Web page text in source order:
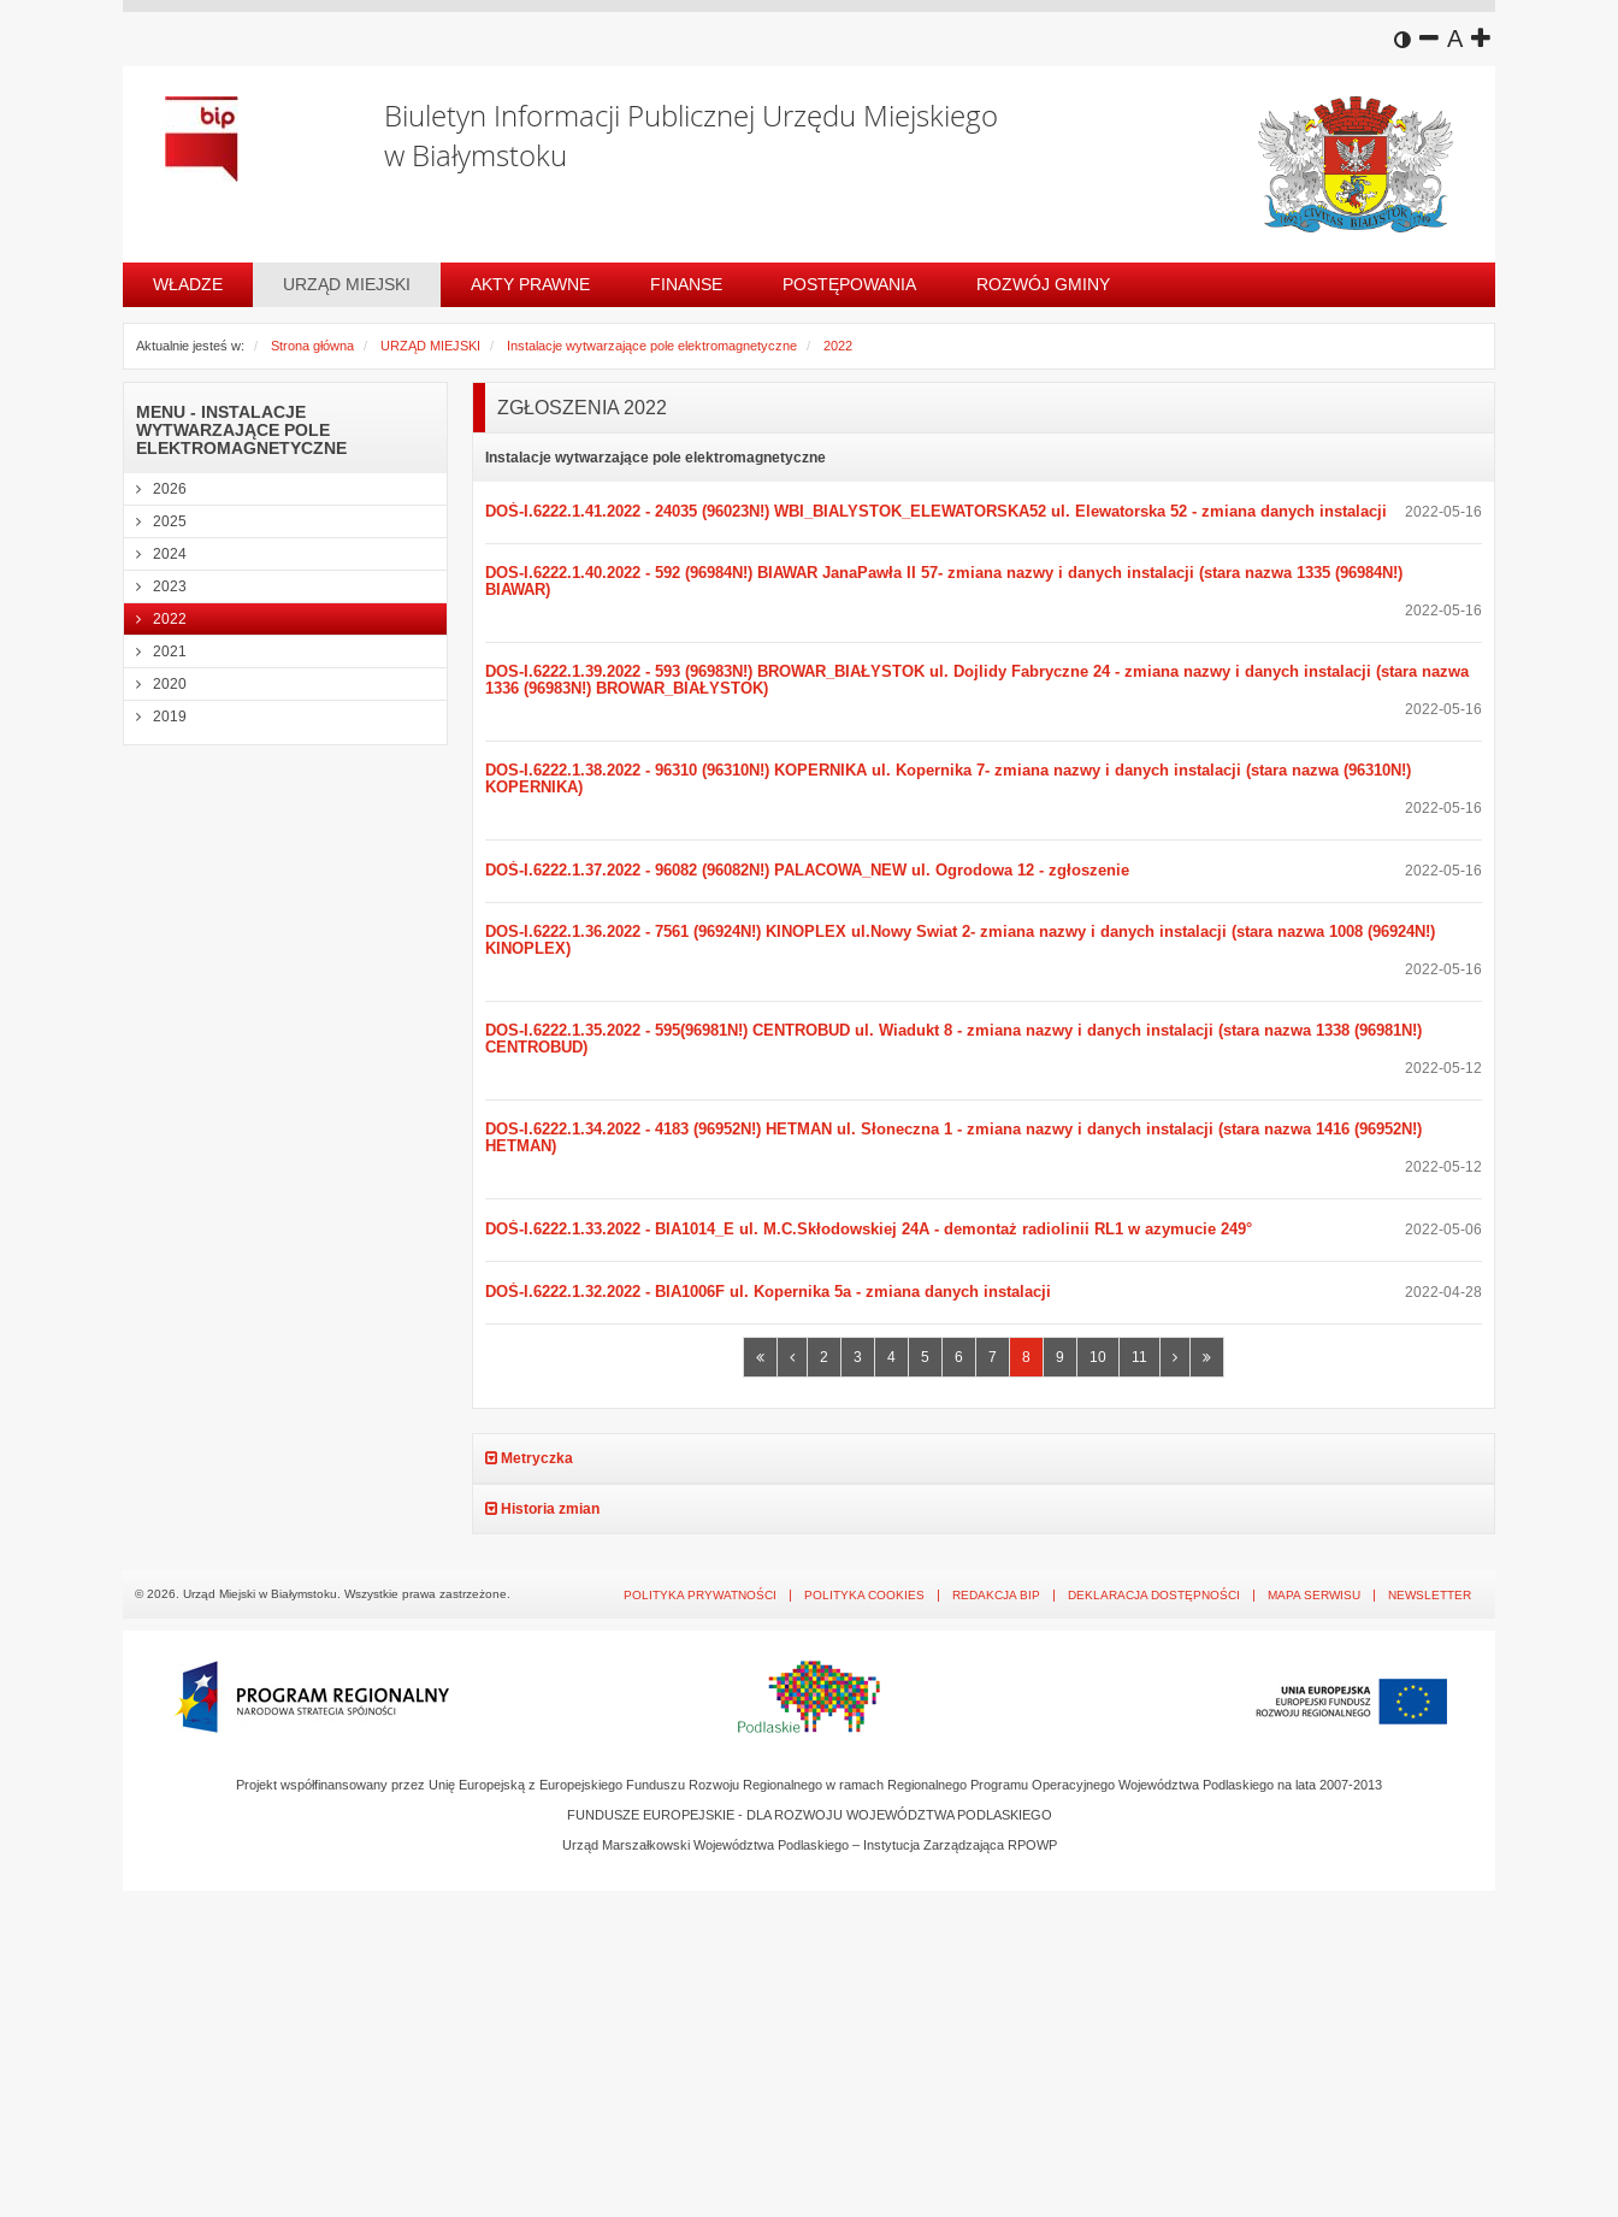
wersja kontrastowa
zmniejsz
Adomyślny
zwiększ
Biuletyn Informacji Publicznej Urzędu Miejskiego
w Białymstoku
WŁADZE URZĄD MIEJSKI AKTY PRAWNE FINANSE POSTĘPOWANIA ROZWÓJ GMINY
Aktualnie jesteś w: Strona główna URZĄD MIEJSKI Instalacje wytwarzające pole elektromagnetyczne 2022
MENU - INSTALACJE
WYTWARZAJĄCE POLE
ELEKTROMAGNETYCZNE
2026
2025
2024
2023
2022
2021
2020
2019
ZGŁOSZENIA 2022
Instalacje wytwarzające pole elektromagnetyczne
DOŚ-I.6222.1.41.2022 - 24035 (96023N!) WBI_BIALYSTOK_ELEWATORSKA52 ul. Elewatorska 52 - zmiana danych instalacji 2022-05-16
DOŚ-I.6222.1.40.2022 - 592 (96984N!) BIAWAR JanaPawła II 57- zmiana nazwy i danych instalacji (stara nazwa 1335 (96984N!)
BIAWAR)
2022-05-16
DOŚ-I.6222.1.39.2022 - 593 (96983N!) BROWAR_BIAŁYSTOK ul. Dojlidy Fabryczne 24 - zmiana nazwy i danych instalacji (stara nazwa
1336 (96983N!) BROWAR_BIAŁYSTOK)
2022-05-16
DOŚ-I.6222.1.38.2022 - 96310 (96310N!) KOPERNIKA ul. Kopernika 7- zmiana nazwy i danych instalacji (stara nazwa (96310N!)
KOPERNIKA)
2022-05-16
DOŚ-I.6222.1.37.2022 - 96082 (96082N!) PALACOWA_NEW ul. Ogrodowa 12 - zgłoszenie 2022-05-16
DOŚ-I.6222.1.36.2022 - 7561 (96924N!) KINOPLEX ul.Nowy Świat 2- zmiana nazwy i danych instalacji (stara nazwa 1008 (96924N!)
KINOPLEX)
2022-05-16
DOŚ-I.6222.1.35.2022 - 595(96981N!) CENTROBUD ul. Wiadukt 8 - zmiana nazwy i danych instalacji (stara nazwa 1338 (96981N!)
CENTROBUD)
2022-05-12
DOŚ-I.6222.1.34.2022 - 4183 (96952N!) HETMAN ul. Słoneczna 1 - zmiana nazwy i danych instalacji (stara nazwa 1416 (96952N!)
HETMAN)
2022-05-12
DOŚ-I.6222.1.33.2022 - BIA1014_E ul. M.C.Skłodowskiej 24A - demontaż radiolinii RL1 w azymucie 249° 2022-05-06
DOŚ-I.6222.1.32.2022 - BIA1006F ul. Kopernika 5a - zmiana danych instalacji 2022-04-28
PierwszaPoprzednia
2 3 4 5 6 7 8 9 10 11
NastępnaOstatnia
Metryczka
Historia zmian
© 2026. Urząd Miejski w Białymstoku. Wszystkie prawa zastrzeżone. POLITYKA PRYWATNOŚCI POLITYKA COOKIES REDAKCJA BIP DEKLARACJA DOSTĘPNOŚCI MAPA SERWISU NEWSLETTER
Projekt współfinansowany przez Unię Europejską z Europejskiego Funduszu Rozwoju Regionalnego w ramach Regionalnego Programu Operacyjnego Województwa Podlaskiego na lata 2007-2013
FUNDUSZE EUROPEJSKIE - DLA ROZWOJU WOJEWÓDZTWA PODLASKIEGO
Urząd Marszałkowski Województwa Podlaskiego – Instytucja Zarządzająca RPOWP